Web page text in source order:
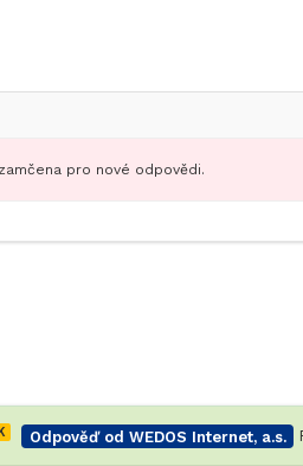
pro nové odpovědi.
Odpověď od WEDOS Internet, a.s.